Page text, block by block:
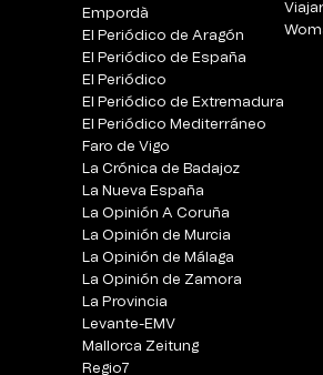
Empordà
El Periódico de Aragón
El Periódico de España
El Periódico
El Periódico de Extremadura
El Periódico Mediterráneo
Faro de Vigo
La Crónica de Badajoz
La Nueva España
La Opinión A Coruña
La Opinión de Murcia
La Opinión de Málaga
La Opinión de Zamora
La Provincia
Levante-EMV
Mallorca Zeitung
Regio7
Viajar